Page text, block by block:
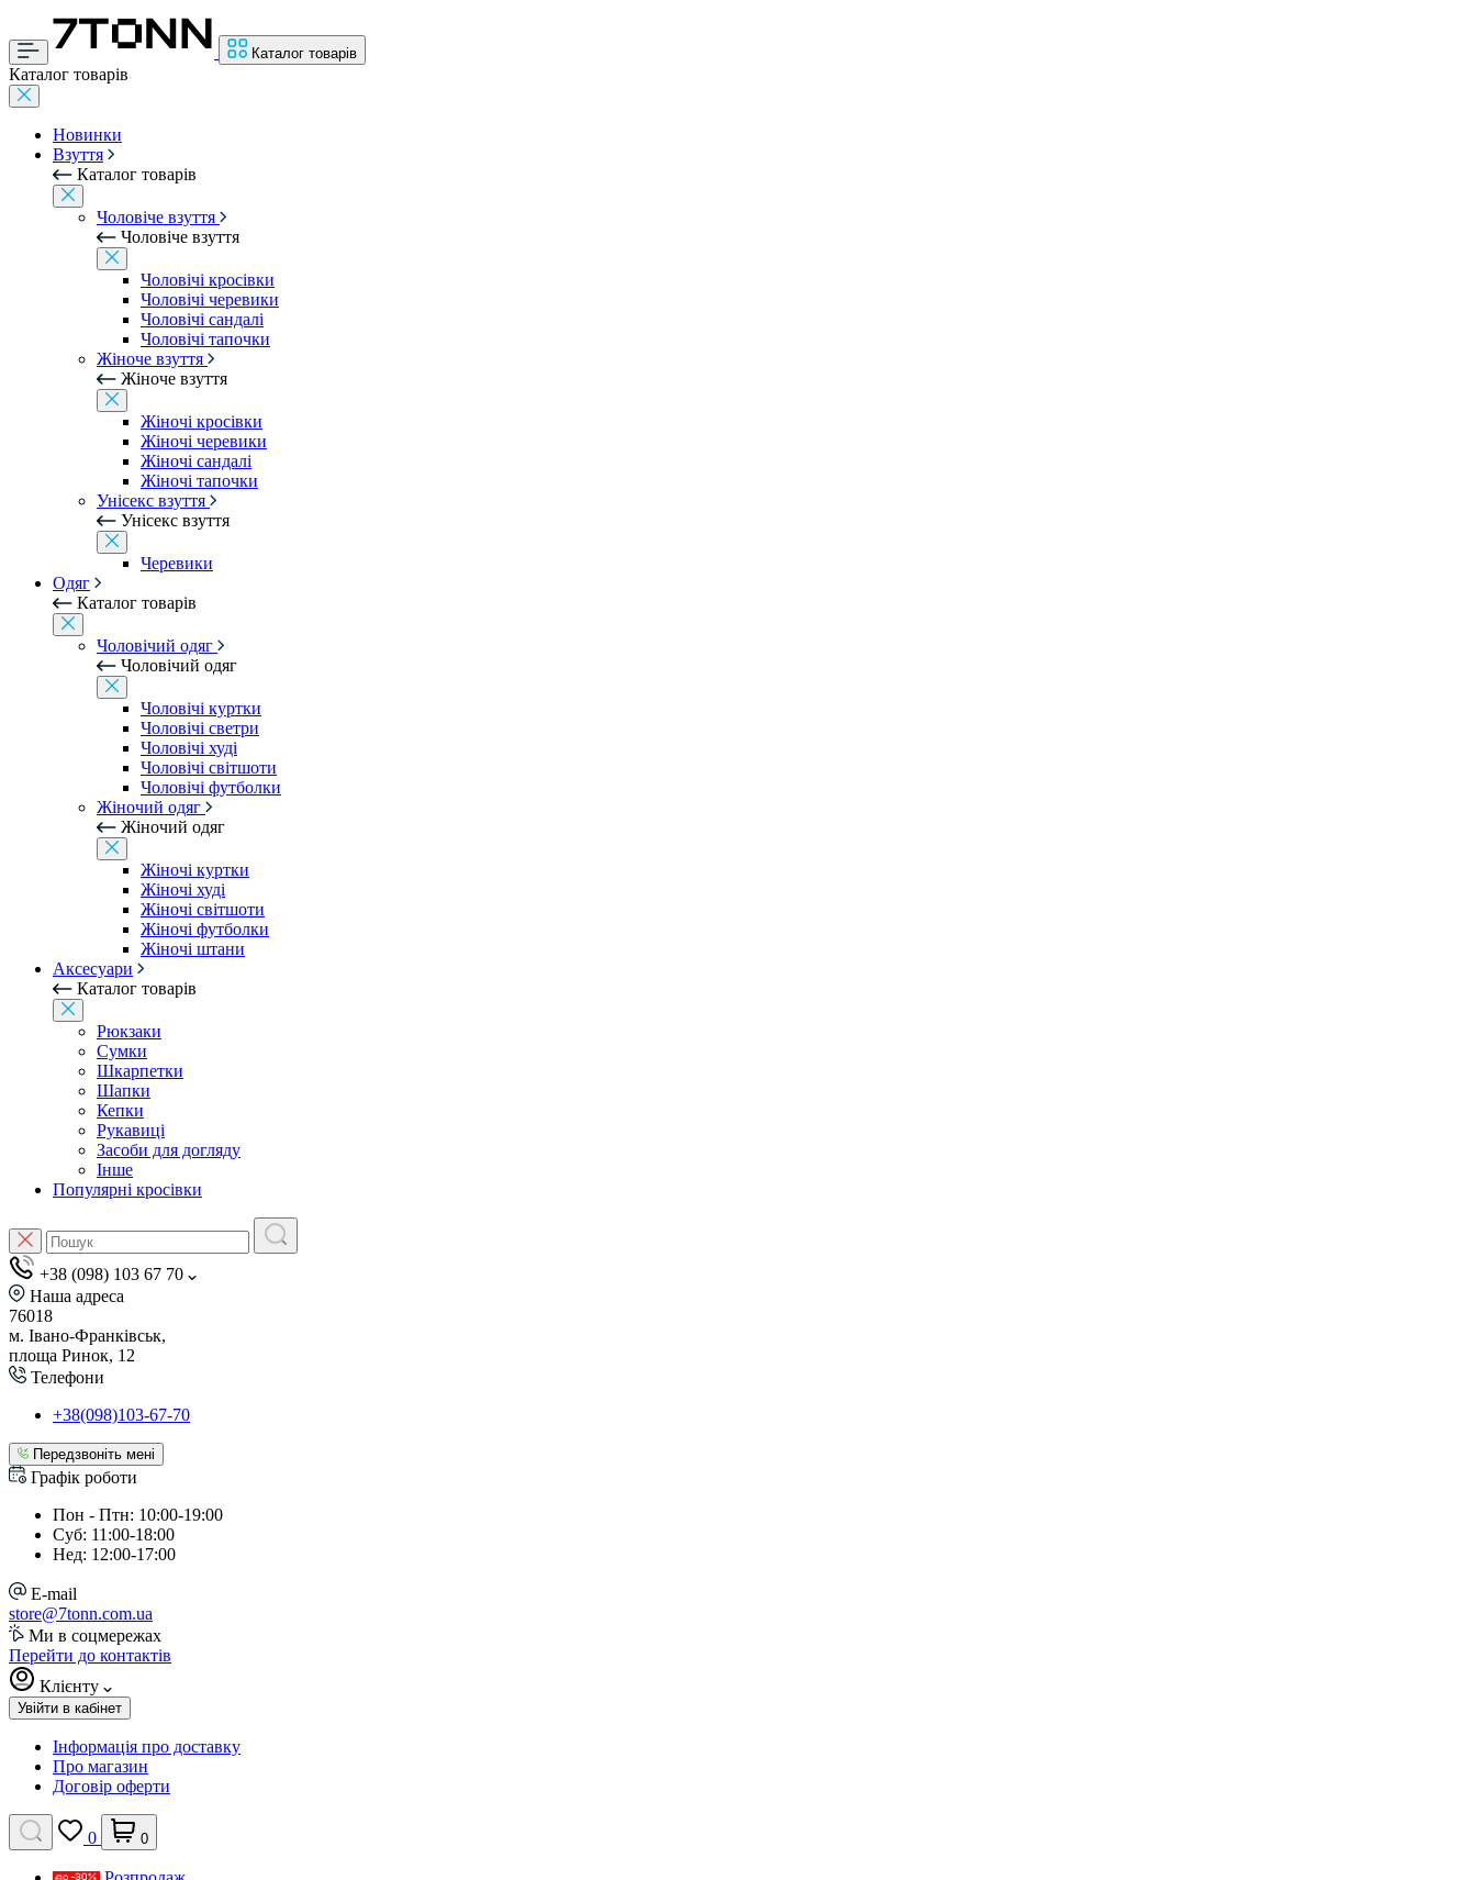
Каталог товарів
Каталог товарів
Новинки
Взуття
Каталог товарів
Чоловіче взуття
Чоловіче взуття
Чоловічі кросівки
Чоловічі черевики
Чоловічі сандалі
Чоловічі тапочки
Жіноче взуття
Жіноче взуття
Жіночі кросівки
Жіночі черевики
Жіночі сандалі
Жіночі тапочки
Унісекс взуття
Унісекс взуття
Черевики
Одяг
Каталог товарів
Чоловічий одяг
Чоловічий одяг
Чоловічі куртки
Чоловічі светри
Чоловічі худі
Чоловічі світшоти
Чоловічі футболки
Жіночий одяг
Жіночий одяг
Жіночі куртки
Жіночі худі
Жіночі світшоти
Жіночі футболки
Жіночі штани
Аксесуари
Каталог товарів
Рюкзаки
Сумки
Шкарпетки
Шапки
Кепки
Рукавиці
Засоби для догляду
Інше
Популярні кросівки
+38 (098) 103 67 70
Наша адреса
76018
м. Івано-Франківськ,
площа Ринок, 12
Телефони
+38(098)103-67-70
Передзвоніть мені
Графік роботи
Пон - Птн: 10:00-19:00
Суб: 11:00-18:00
Нед: 12:00-17:00
E-mail
store@7tonn.com.ua
Ми в соцмережах
Перейти до контактів
Клієнту
Увійти в кабінет
Інформація про доставку
Про магазин
Договір оферти
0 0